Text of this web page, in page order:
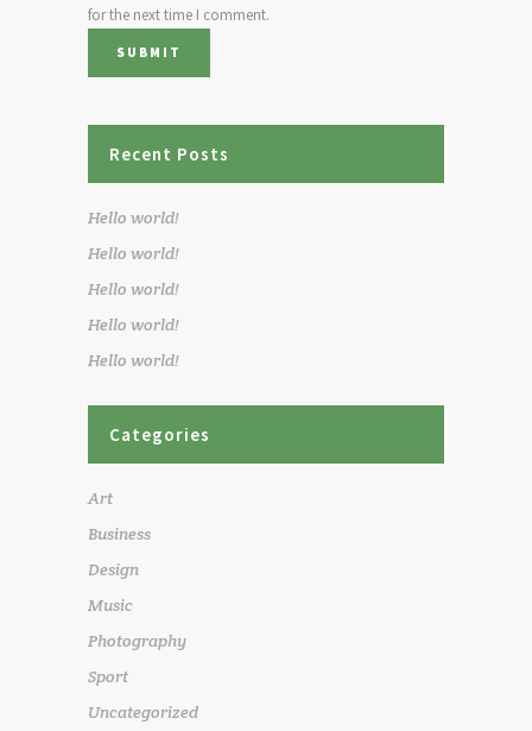
for the next time I comment.
Recent Posts
Hello world!
Hello world!
Hello world!
Hello world!
Hello world!
Categories
Art
Business
Design
Music
Photography
Sport
Uncategorized